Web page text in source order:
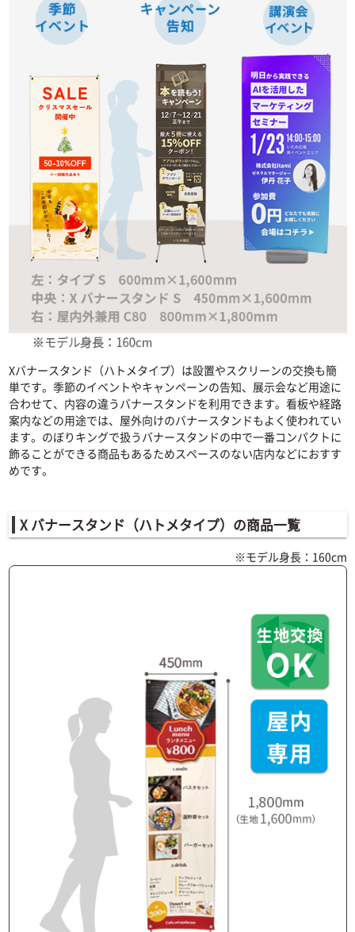
Xバナースタンド（ハトメタイプ）は設置やスクリーンの交換も簡
単です。季節のイベントやキャンペーンの告知、展示会など用途に
合わせて、内容の違うバナースタンドを利用できます。看板や経路
案内などの用途では、屋外向けのバナースタンドもよく使われてい
ます。のぼりキングで扱うバナースタンドの中で一番コンパクトに
飾ることができる商品もあるためスペースのない店内などにおすす
めです。
X バナースタンド（ハトメタイプ）の商品一覧
※モデル身長：160cm